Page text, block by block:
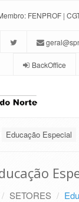
FENPROF |
BackOffice
Educação Especial
SETORES